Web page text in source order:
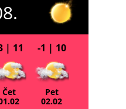
| 11
Čet
-1 | 10
Pet
02.02